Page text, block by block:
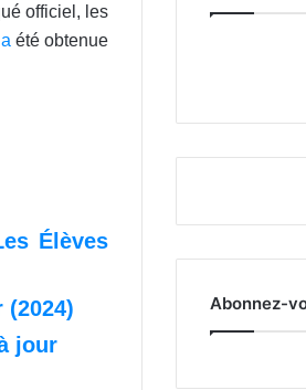
officiel, les
a été obtenue
Élèves
(2024)
jour
Abonnez-